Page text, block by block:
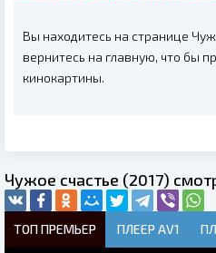
Вы находитесь на странице
вернитесь на главную, что бы
кинокартины.
Чужое счастье (2017)
ТОП ПРЕМЬЕР ПЛЕЕР AV1